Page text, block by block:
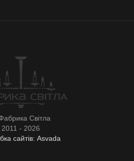
Світла
2011 - 2026
сайтів: Asvada